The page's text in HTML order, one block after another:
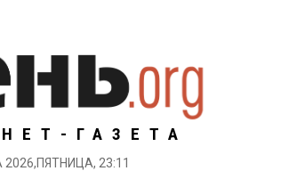
ГАЗЕТА
23:11